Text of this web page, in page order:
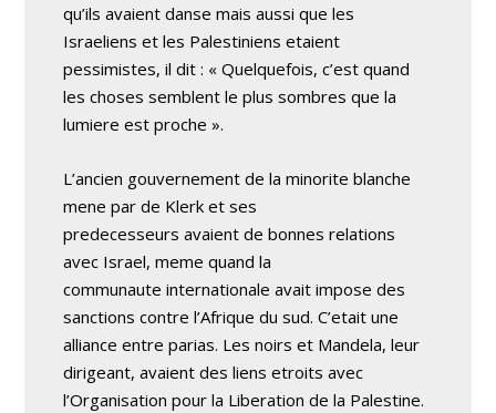
qu’ils avaient danse mais aussi que les
Israeliens et les Palestiniens etaient
pessimistes, il dit : « Quelquefois, c’est quand
les choses semblent le plus sombres que la
lumiere est proche ».
L’ancien gouvernement de la minorite blanche
mene par de Klerk et ses
predecesseurs avaient de bonnes relations
avec Israel, meme quand la
communaute internationale avait impose des
sanctions contre l’Afrique du sud. C’etait une
alliance entre parias. Les noirs et Mandela, leur
dirigeant, avaient des liens etroits avec
l’Organisation pour la Liberation de la Palestine.